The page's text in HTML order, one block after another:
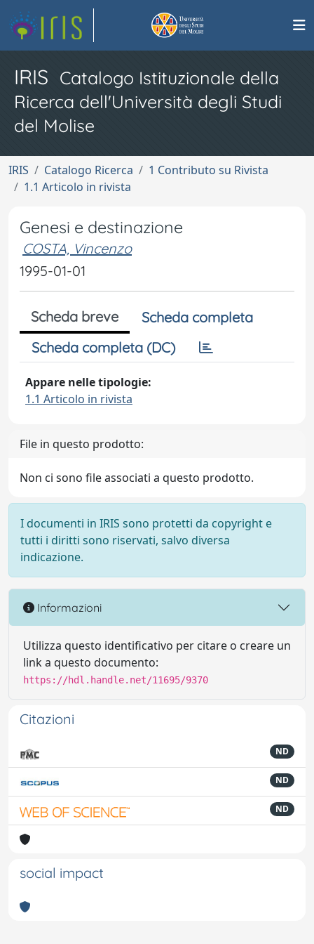
IRIS Catalogo Istituzionale della
Ricerca dell'Università degli Studi
del Molise
IRIS Catalogo Ricerca
1 Contributo su Rivista
1.1 Articolo in rivista
Genesi e destinazione
COSTA, Vincenzo
1995-01-01
Scheda breve
Scheda completa
Scheda completa (DC)
Appare nelle tipologie:
1.1 Articolo in rivista
File in questo prodotto:
Non ci sono file associati a questo prodotto.
I documenti in IRIS sono protetti da copyright e
tutti i diritti sono riservati, salvo diversa
indicazione.
Informazioni
Utilizza questo identificativo per citare o creare un
link a questo documento:
https://hdl.handle.net/11695/9370
Citazioni
ND
ND
ND
social impact